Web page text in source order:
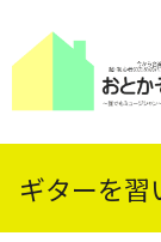
ギターを習